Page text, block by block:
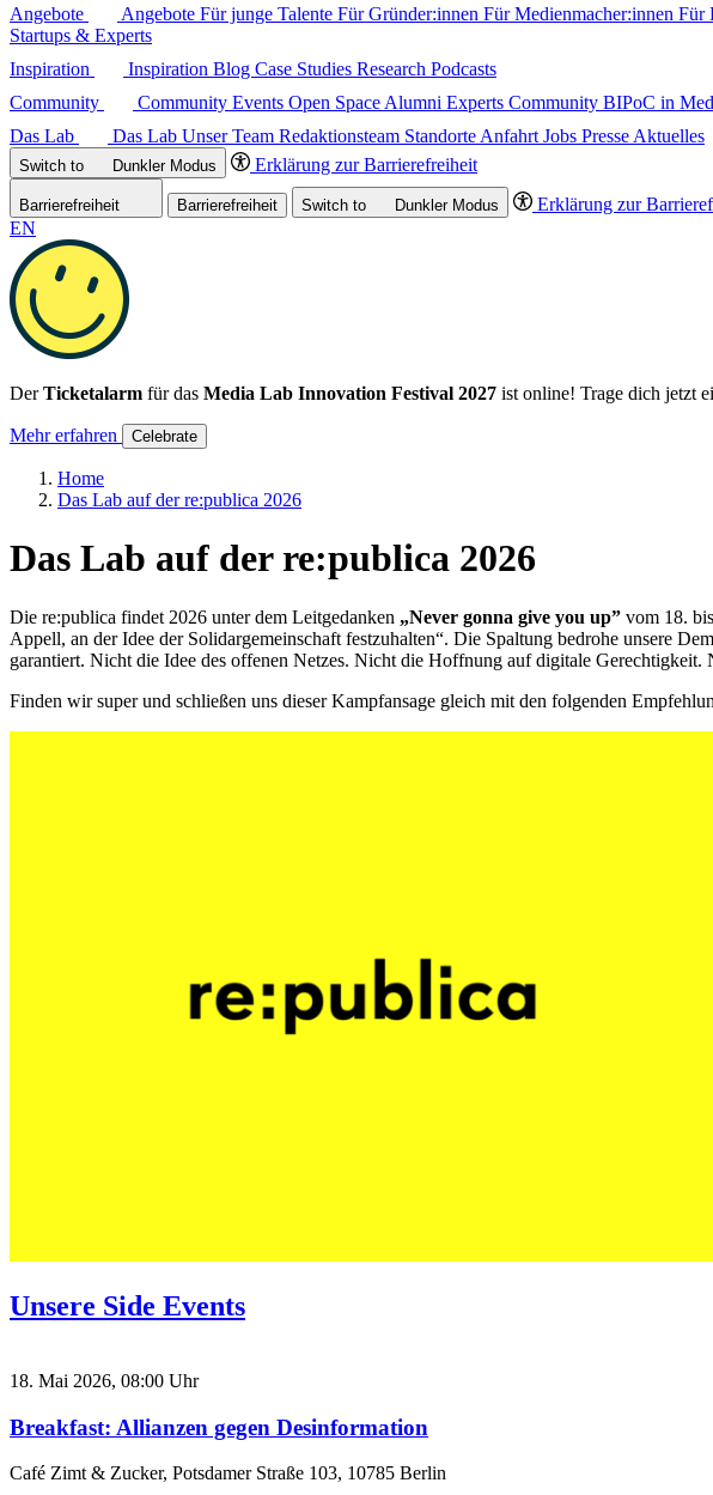
Angebote
Angebote Für junge Talente Für Gründer:innen Für Medienmacher:innen Für
Startups & Experts
Inspiration
Inspiration Blog Case Studies Research Podcasts
Community
Community Events Open Space Alumni Experts Community BIPoC in
Das Lab
Das Lab Unser Team Redaktionsteam Standorte Anfahrt Jobs Presse Aktuelles
Switch to DunklerModus Erklärung zur Barrierefreiheit
Barrierefreiheit Barrierefreiheit Switch to DunklerModus
Erklärung zur
EN
DerTicketalarm für das Media Lab Innovation Festival 2027 ist online! Trage dich jetzt
Mehr erfahren Celebrate
Home
Das Lab auf der re:publica 2026
Das Lab auf der re:publica 2026
Die re:publica findet 2026 unter dem Leitgedanken „Never gonna give you up” vom 18.
Appell, an der Idee der Solidargemeinschaft festzuhalten“. Die Spaltung bedrohe unsere
garantiert. Nicht die Idee des offenen Netzes. Nicht die Hoffnung auf digitale Gerechtigkeit.
Finden wir super und schließen uns dieser Kampfansage gleich mit den folgenden
Unsere Side Events
18. Mai 2026, 08:00 Uhr
Breakfast: Allianzen gegen Desinformation
Café Zimt & Zucker, Potsdamer Straße 103, 10785 Berlin